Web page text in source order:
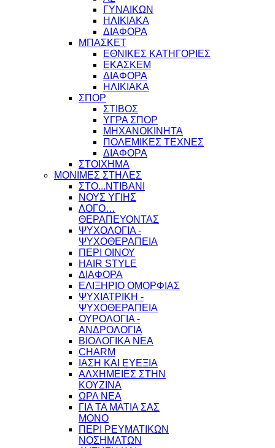
ΓΥΝΑΙΚΩΝ
ΗΛΙΚΙΑΚΑ
ΔΙΑΦΟΡΑ
ΜΠΑΣΚΕΤ
ΕΘΝΙΚΕΣ ΚΑΤΗΓΟΡΙΕΣ
ΕΚΑΣΚΕΜ
ΔΙΑΦΟΡΑ
ΗΛΙΚΙΑΚΑ
ΣΠΟΡ
ΣΤΙΒΟΣ
ΥΓΡΑ ΣΠΟΡ
ΜΗΧΑΝΟΚΙΝΗΤΑ
ΠΟΛΕΜΙΚΕΣ ΤΕΧΝΕΣ
ΔΙΑΦΟΡΑ
ΣΤΟΙΧΗΜΑ
ΜΟΝΙΜΕΣ ΣΤΗΛΕΣ
ΣΤΟ...ΝΤΙΒΑΝΙ
ΝΟΥΣ ΥΓΙΗΣ
ΛΟΓΟ…
ΘΕΡΑΠΕΥΟΝΤΑΣ
ΨΥΧΟΛΟΓΙΑ -
ΨΥΧΟΘΕΡΑΠΕΙΑ
ΠΕΡΙ ΟΙΝΟΥ
HAIR STYLE
ΔΙΑΦΟΡΑ
ΕΛΙΞΗΡΙΟ ΟΜΟΡΦΙΑΣ
ΨΥΧΙΑΤΡΙΚΗ -
ΨΥΧΟΘΕΡΑΠΕΙΑ
ΟΥΡΟΛΟΓΙΑ -
ΑΝΔΡΟΛΟΓΙΑ
ΒΙΟΛΟΓΙΚΑ ΝΕΑ
CHARM
ΙΑΣΗ ΚΑΙ ΕΥΕΞΙΑ
ΑΛΧΗΜΕΙΕΣ ΣΤΗΝ
ΚΟΥΖΙΝΑ
ΩΡΛ ΝEA
ΓΙΑ ΤΑ ΜΑΤΙΑ ΣΑΣ
ΜΟΝΟ
ΠΕΡΙ ΡΕΥΜΑΤΙΚΩΝ
ΝΟΣΗΜΑΤΩΝ